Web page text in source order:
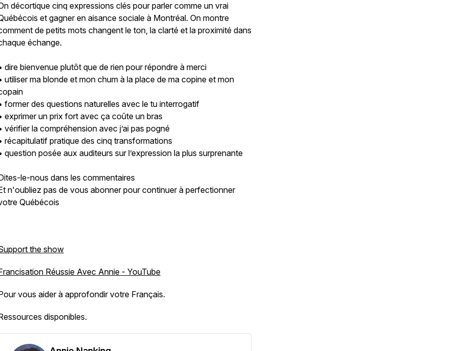
décortique cinq expressions clés pour parler comme un vrai
et gagner en aisance sociale à Montréal. On montre
de petits mots changent le ton, la clarté et la proximité dans
échange.
dire bienvenue plutôt que de rien pour répondre à merci
utiliser ma blonde et mon chum à la place de ma copine et mon
former des questions naturelles avec le tu interrogatif
exprimer un prix fort avec ça coûte un bras
vérifier la compréhension avec j’ai pas pogné
récapitulatif pratique des cinq transformations
question posée aux auditeurs sur l’expression la plus surprenante
le-nous dans les commentaires
n'oubliez pas de vous abonner pour continuer à perfectionner
Québécois
the show
Réussie Avec Annie - YouTube
vous aider à approfondir votre Français.
disponibles.